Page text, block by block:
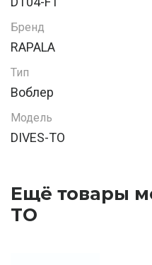
Бренд
RAPALA
Тип
Воблер
Модель
DIVES-TO
Ещё товары
TO